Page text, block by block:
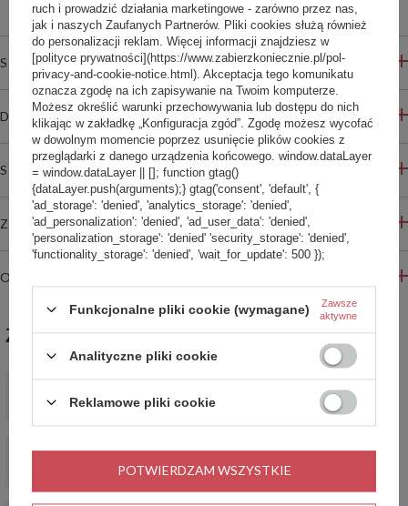
SZCZEGÓŁOWE INFORMACJE
DO POBRANIA
STREFA REKOMENDACJI
ZADAJ PYTANIE
OPINIE
ZABIERZ JESZCZE :)
169,99 zł / szt.
ruch i prowadzić działania marketingowe - zarówno przez nas,
jak i naszych Zaufanych Partnerów. Pliki cookies służą również
do personalizacji reklam. Więcej informacji znajdziesz w
[polityce prywatności](https://www.zabierzkoniecznie.pl/pol-
privacy-and-cookie-notice.html). Akceptacja tego komunikatu
oznacza zgodę na ich zapisywanie na Twoim komputerze.
Możesz określić warunki przechowywania lub dostępu do nich
klikając w zakładkę „Konfiguracja zgód”. Zgodę możesz wycofać
w dowolnym momencie poprzez usunięcie plików cookies z
przeglądarki z danego urządzenia końcowego. window.dataLayer
= window.dataLayer || []; function gtag()
{dataLayer.push(arguments);} gtag('consent', 'default', {
'ad_storage': 'denied', 'analytics_storage': 'denied',
'ad_personalization': 'denied', 'ad_user_data': 'denied',
'personalization_storage': 'denied' 'security_storage': 'denied',
'functionality_storage': 'denied', 'wait_for_update': 500 });
Funkcjonalne pliki cookie (wymagane)
Zawsze
aktywne
Analityczne pliki cookie
Reklamowe pliki cookie
POTWIERDZAM WSZYSTKIE